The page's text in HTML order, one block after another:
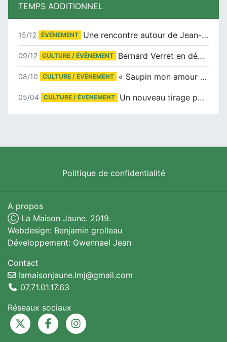
TEMPS ADDITIONNEL
15/12 ÉVÉNEMENT Une rencontre autour de Jean-Claude Suaudeau
09/12 CULTURE / ÉVÉNEMENT Bernard Verret en dédicaces le samedi 13 décembre à l’Espace Culturel Atlantis
08/10 CULTURE / ÉVÉNEMENT « Saupin mon amour » au salon du livre de Trentemoult
05/04 CULTURE / ÉVÉNEMENT Un nouveau tirage pour le Docu-BD
Politique de confidentialité
A propos
Ⓒ La Maison Jaune. 2019.
Webdesign: Benjamin grolleau
Développement: Gwennael Jean
Contact
lamaisonjaune.lmj@gmail.com
07.71.01.17.63
Réseaux sociaux